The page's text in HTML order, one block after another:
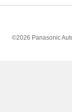
©2026 Panasonic